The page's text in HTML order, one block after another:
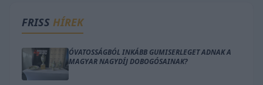
FRISS HÍREK
ÓVATOSSÁGBÓL INKÁBB GUMISERLEGET ADNAK A
MAGYAR NAGYDÍJ DOBOGÓSAINAK?